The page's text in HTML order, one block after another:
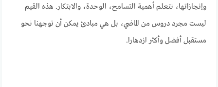
وإنجازاتها، نتعلم أهمية التسامح، الوحدة، والابتكار. هذه القيم
ليست مجرد دروس من الماضي، بل هي مبادئ يمكن أن توجهنا نحو
مستقبل أفضل وأكثر ازدهارا.